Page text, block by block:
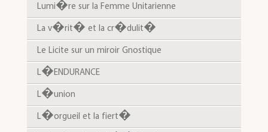
Lumi�re sur la Femme Unitarienne
La v�rit� et la cr�dulit�
Le Licite sur un miroir Gnostique
L�ENDURANCE
L�union
L�orgueil et la fiert�